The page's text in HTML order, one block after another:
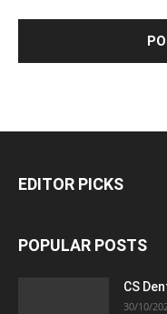
EDITOR PICKS
POPULAR POSTS
CS
30/10/